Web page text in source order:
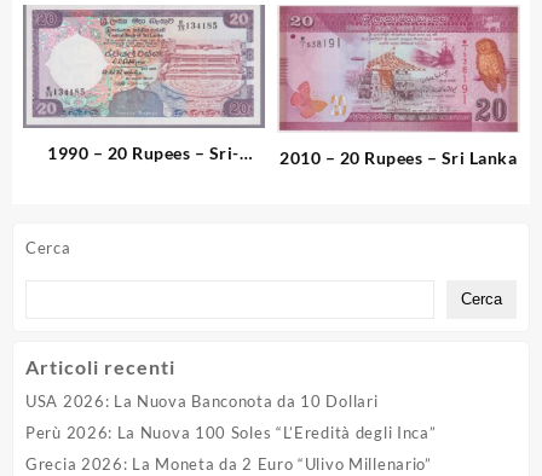
Cerca
Cerca
Articoli recenti
USA 2026: La Nuova Banconota da 10 Dollari
Perù 2026: La Nuova 100 Soles “L’Eredità degli Inca”
Grecia 2026: La Moneta da 2 Euro “Ulivo Millenario”
1990 – 20 Rupees – Sri-
2010 – 20 Rupees – Sri Lanka